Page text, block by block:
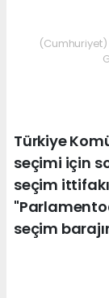
(Cumhuriyet)
Türkiye
seçimi için
seçim
seçim